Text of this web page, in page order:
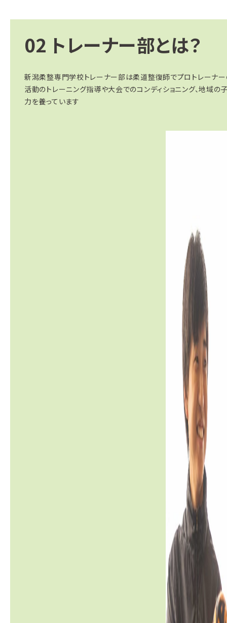
02 トレーナー部とは？
新潟柔整専門学校トレーナー部は柔道整復師でプロトレーナ
活動のトレーニング指導や大会でのコンディショニング、地域
力を養っています